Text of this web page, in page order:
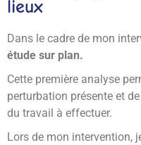
lieux
Dans le cadre de mon
étude sur plan.
Cette première analyse
perturbation présente et
du travail à effectuer.
Lors de mon intervention,